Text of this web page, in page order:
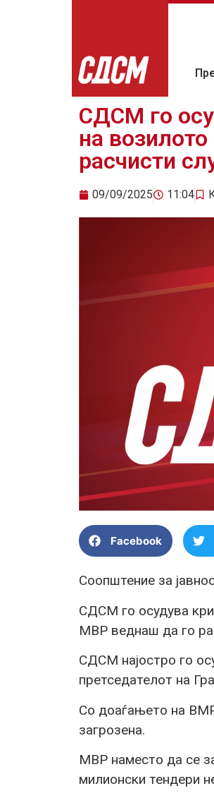
СДСМ го
на
расчисти
09/09/2025 11:04
Facebook
Соопштение за
СДСМ го осудува
МВР веднаш да го
СДСМ најостро го
претседателот на
Со доаѓањето на
загрозена.
МВР наместо да се
милионски тендери